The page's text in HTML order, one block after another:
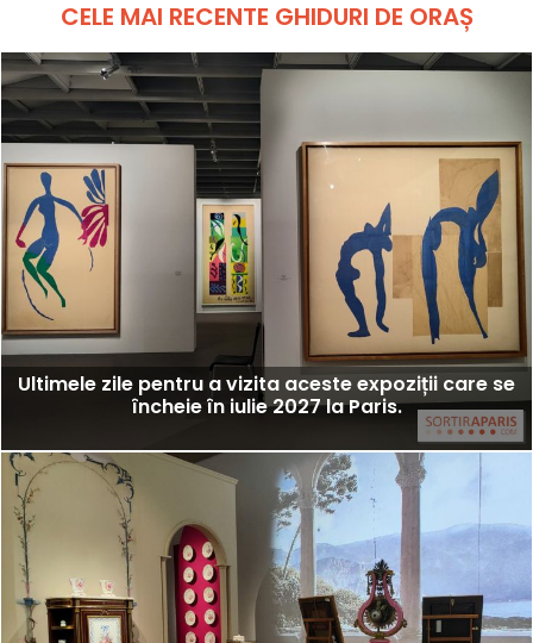
CELE MAI RECENTE GHIDURI DE ORAȘ
Ultimele zile pentru a vizita aceste expoziții care se
încheie în iulie 2027 la Paris.